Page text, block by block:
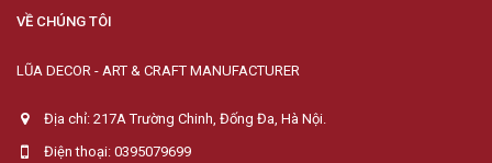
VỀ CHÚNG TÔI
LŨA DECOR - ART & CRAFT MANUFACTURER
Địa chỉ: 217A Trường Chinh, Đống Đa, Hà Nội.
Điện thoại: 0395079699